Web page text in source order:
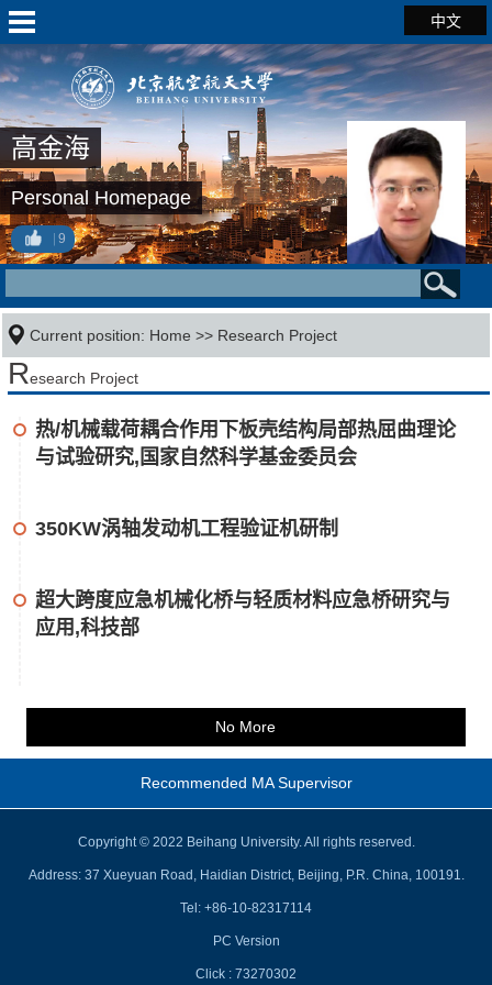
中文
高金海
Personal Homepage
9
Current position: Home >> Research Project
Research Project
热/机械载荷耦合作用下板壳结构局部热屈曲理论
与试验研究,国家自然科学基金委员会
350KW涡轴发动机工程验证机研制
超大跨度应急机械化桥与轻质材料应急桥研究与
应用,科技部
No More
Recommended MA Supervisor
Copyright © 2022 Beihang University. All rights reserved.
Address: 37 Xueyuan Road, Haidian District, Beijing, P.R. China, 100191.
Tel: +86-10-82317114
PC Version
Click : 73270302